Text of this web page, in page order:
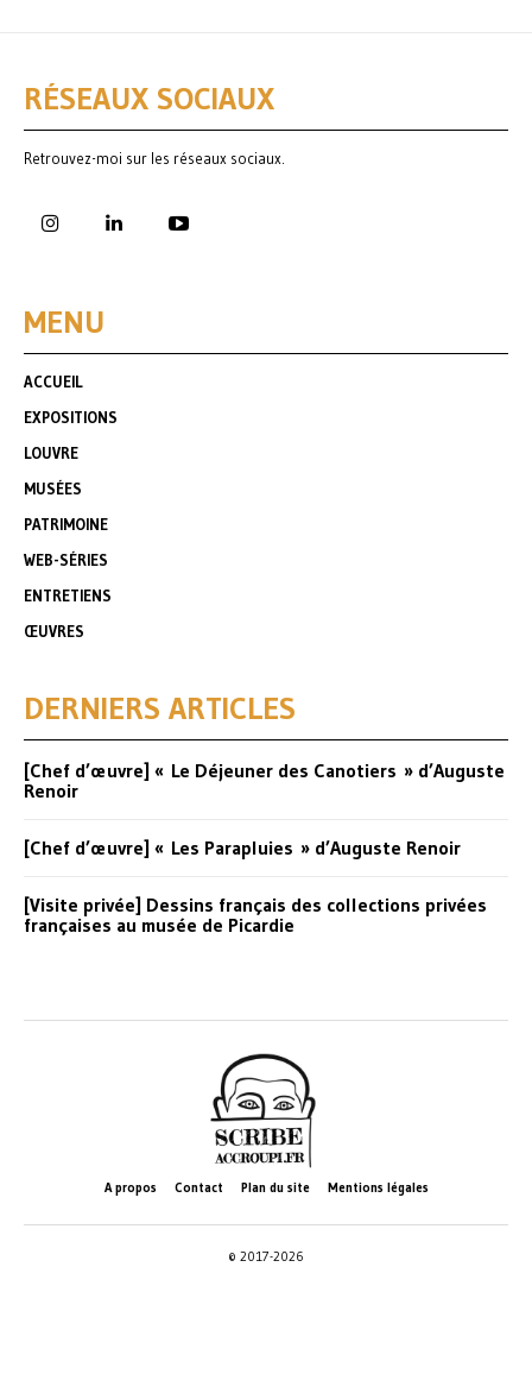
RÉSEAUX SOCIAUX
Retrouvez-moi sur les réseaux sociaux.
MENU
ACCUEIL
EXPOSITIONS
LOUVRE
MUSÉES
PATRIMOINE
WEB-SÉRIES
ENTRETIENS
ŒUVRES
DERNIERS ARTICLES
[Chef d’œuvre] « Le Déjeuner des Canotiers » d’Auguste
Renoir
[Chef d’œuvre] « Les Parapluies » d’Auguste Renoir
[Visite privée] Dessins français des collections privées
françaises au musée de Picardie
A propos Contact Plan du site Mentions légales
© 2017-2026